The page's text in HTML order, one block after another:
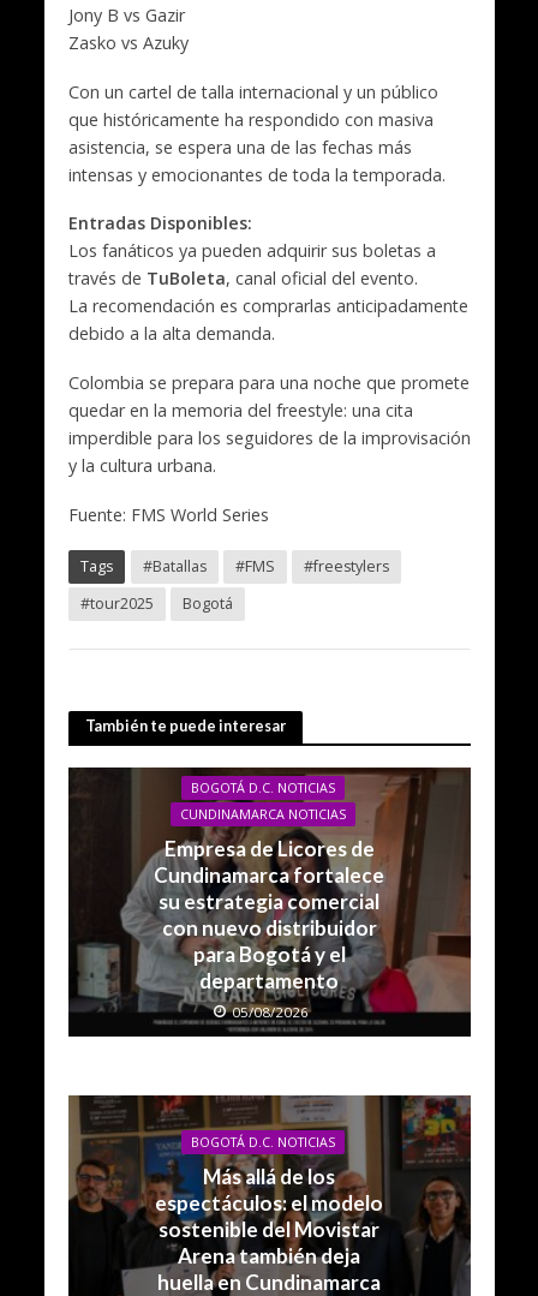
Jony B vs Gazir
Zasko vs Azuky
Con un cartel de talla internacional y un público
que históricamente ha respondido con masiva
asistencia, se espera una de las fechas más
intensas y emocionantes de toda la temporada.
Entradas Disponibles:
Los fanáticos ya pueden adquirir sus boletas a
través de TuBoleta, canal oficial del evento.
La recomendación es comprarlas anticipadamente
debido a la alta demanda.
Colombia se prepara para una noche que promete
quedar en la memoria del freestyle: una cita
imperdible para los seguidores de la improvisación
y la cultura urbana.
Fuente: FMS World Series
Tags #Batallas #FMS
#freestylers
#tour2025
Bogotá
También te puede interesar
BOGOTÁ D.C. NOTICIAS
CUNDINAMARCA NOTICIAS
Empresa de Licores de
Cundinamarca fortalece
su estrategia comercial
con nuevo distribuidor
para Bogotá y el
departamento
05/08/2026
BOGOTÁ D.C. NOTICIAS
Más allá de los
espectáculos: el modelo
sostenible del Movistar
Arena también deja
huella en Cundinamarca